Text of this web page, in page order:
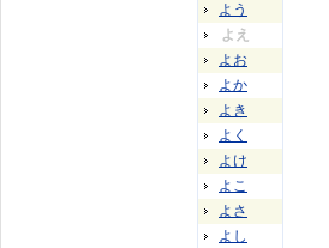
よう
よえ
よお
よか
よき
よく
よけ
よこ
よさ
よし